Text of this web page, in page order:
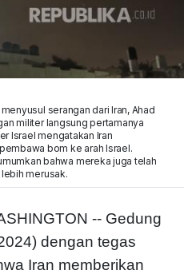
serangan dari Iran, Ahad
militer langsung pertamanya
Israel mengatakan Iran
bom ke arah Israel.
bahwa mereka juga telah
merusak.
-- Gedung
dengan tegas
Iran memberikan